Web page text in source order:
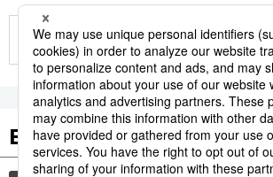
More in this series
Etiquetas destacadas